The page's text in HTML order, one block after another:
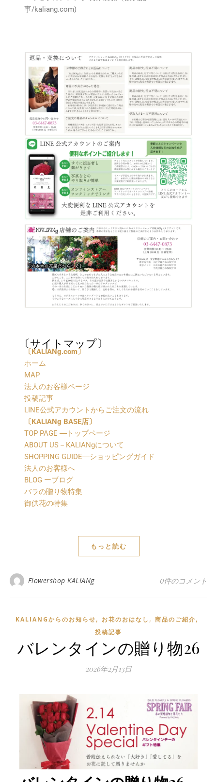
事/kaliang.com)
〔サイトマップ〕
〔 KALIANg.com〕
ホーム
MAP
法人のお客様ページ
投稿記事
LINE公式アカウントからご注文の流れ
〔 KALIANg BASE店〕
TOP PAGE ―トップページ
ABOUT US－KALIANgについて
SHOPPING GUIDE―ショッピングガイド
法人のお客様へ
BLOG ーブログ
バラの贈り物特集
御供花の特集
もっと読む
Flowershop KALIANg 0件のコメント
KALIANGからのお知らせ, お花のおはなし , 商品のご紹介,
投稿記事
バレンタインの贈り物26
2026年2月13日